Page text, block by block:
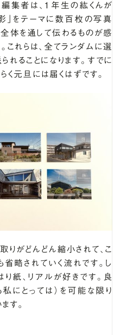
集者は、1年生の紘くんが
」をテーマに数百枚の写真
全体を通して伝わるものが感
これらは、全てランダムに選
れることになります。すでに
く元旦には届くはずです。
りがどんどん縮小されて、こ
略されていく流れです。し
り紙、リアルが好きです。良
私にとっては）を可能な限り
す。